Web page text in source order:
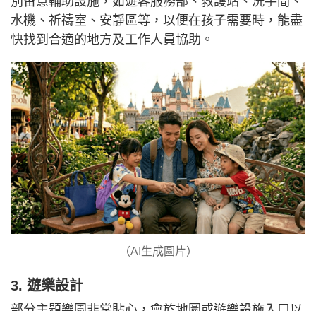
水機、祈禱室、安靜區等，以便在孩子需要時，能盡
快找到合適的地方及工作人員協助。
（AI生成圖片）
3. 遊樂設計